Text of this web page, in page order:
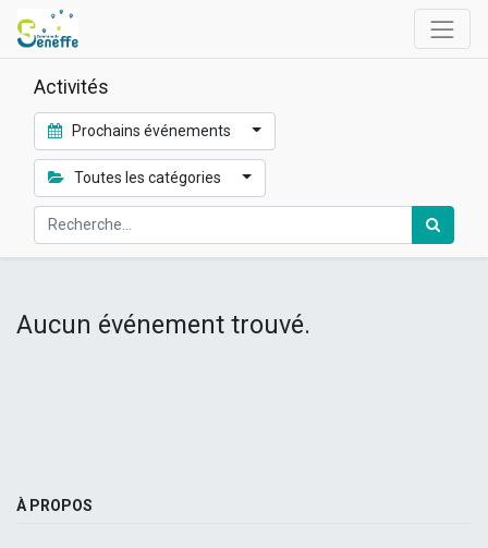
Activités
Prochains événements
Toutes les catégories
Aucun événement trouvé.
À PROPOS